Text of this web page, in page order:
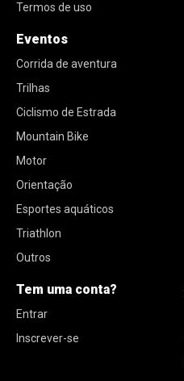
Termos de uso
Eventos
Corrida de aventura
Trilhas
Ciclismo de Estrada
Mountain Bike
Motor
Orientação
Esportes aquáticos
Triathlon
Outros
Tem uma conta?
Entrar
Inscrever-se